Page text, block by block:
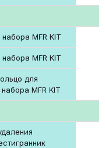
MFR KIT
MFR KIT
для
MFR KIT